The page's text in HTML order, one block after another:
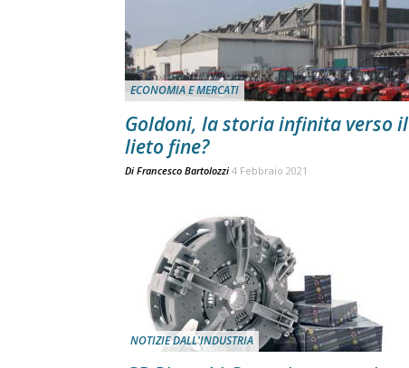
ECONOMIA E MERCATI
Goldoni, la storia infinita verso il
lieto fine?
Di Francesco Bartolozzi 4 Febbraio 2021
NOTIZIE DALL'INDUSTRIA